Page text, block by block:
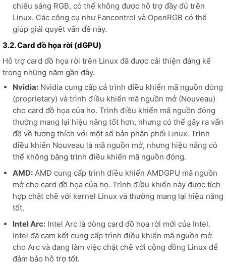
chiếu sáng RGB, có thể không được hỗ trợ đầy đủ trên
Linux. Các công cụ như Fancontrol và OpenRGB có thể
giúp giải quyết vấn đề này.
3.2. Card đồ họa rời (dGPU)
Hỗ trợ card đồ họa rời trên Linux đã được cải thiện đáng kể
trong những năm gần đây.
Nvidia:Nvidia cung cấp cả trình điều khiển mã nguồn đóng
(proprietary) và trình điều khiển mã nguồn mở (Nouveau)
cho card đồ họa của họ. Trình điều khiển mã nguồn đóng
thường mang lại hiệu năng tốt hơn, nhưng có thể gây ra vấn
đề về tương thích với một số bản phân phối Linux. Trình
điều khiển Nouveau là mã nguồn mở, nhưng hiệu năng có
thể không bằng trình điều khiển mã nguồn đóng.
AMD:AMD cung cấp trình điều khiển AMDGPU mã nguồn
mở cho card đồ họa của họ. Trình điều khiển này được tích
hợp chặt chẽ với kernel Linux và thường mang lại hiệu năng
tốt.
Intel Arc:Intel Arc là dòng card đồ họa rời mới của Intel.
Intel đã cam kết cung cấp trình điều khiển mã nguồn mở
cho Arc và đang làm việc chặt chẽ với cộng đồng Linux để
đảm bảo hỗ trợ tốt.